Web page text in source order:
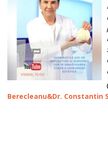
Berecleanu&Dr. Constantin